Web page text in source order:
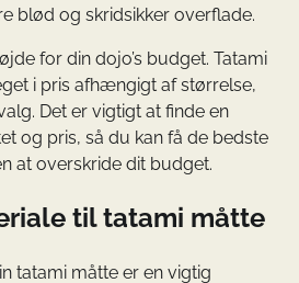
blød og skridsikker overflade.
for din dojo’s budget. Tatami
i pris afhængigt af størrelse,
Det er vigtigt at finde en
og pris, så du kan få de bedste
at overskride dit budget.
til tatami måtte
tatami måtte er en vigtig